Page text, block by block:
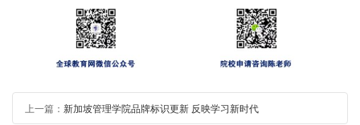
上一篇： 新加坡管理学院品牌标识更新 反映学习新时代